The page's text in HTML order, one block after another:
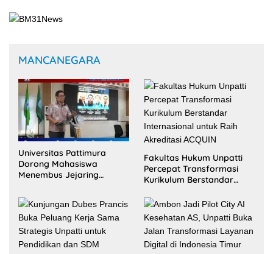
MANCANEGARA
Universitas Pattimura
Dorong Mahasiswa
Menembus Jejaring
Kolaborasi Diaspora
Indonesia
Fakultas Hukum Unpatti
Percepat Transformasi
Kurikulum Berstandar
Akreditasi ACQUIN